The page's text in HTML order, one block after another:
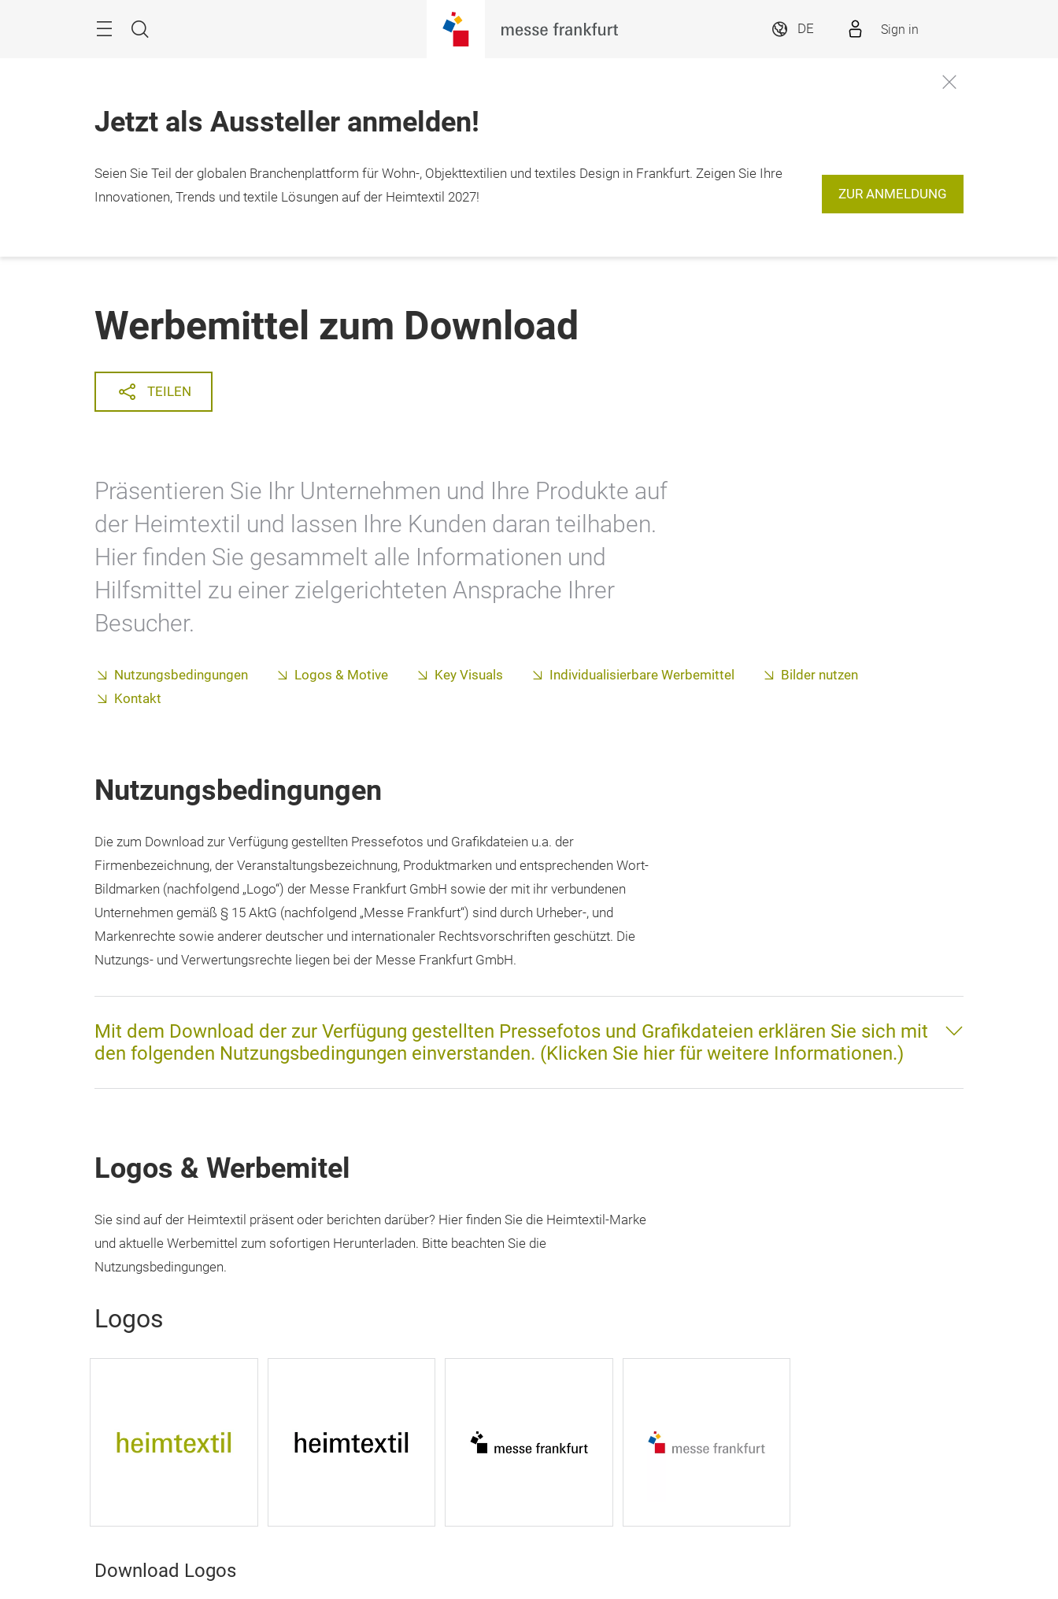
Suche
DE Sign in
Jetzt als Aussteller anmelden!
Seien Sie Teil der globalen Branchenplattform für Wohn-, Objekttextilien und textiles Design in Frankfurt. Zeigen Sie Ihre
Innovationen, Trends und textile Lösungen auf der Heimtextil 2027!
ZUR ANMELDUNG
Werbemittel zum Download
TEILEN
Präsentieren Sie Ihr Unternehmen und Ihre Produkte auf
der Heimtextil und lassen Ihre Kunden daran teilhaben.
Hier finden Sie gesammelt alle Informationen und
Hilfsmittel zu einer zielgerichteten Ansprache Ihrer
Besucher.
Nutzungsbedingungen Logos & Motive Key Visuals Individualisierbare Werbemittel
Bilder nutzen
Kontakt
Nutzungsbedingungen
Die zum Download zur Verfügung gestellten Pressefotos und Grafikdateien u.a. der
Firmenbezeichnung, der Veranstaltungsbezeichnung, Produktmarken und entsprechenden Wort-
Bildmarken (nachfolgend „Logo“) der Messe Frankfurt GmbH sowie der mit ihr verbundenen
Unternehmen gemäß § 15 AktG (nachfolgend „Messe Frankfurt“) sind durch Urheber-, und
Markenrechte sowie anderer deutscher und internationaler Rechtsvorschriften geschützt. Die
Nutzungs- und Verwertungsrechte liegen bei der Messe Frankfurt GmbH.
Mit dem Download der zur Verfügung gestellten Pressefotos und Grafikdateien erklären Sie sich mit
den folgenden Nutzungsbedingungen einverstanden. (Klicken Sie hier für weitere Informationen.)
Logos & Werbemitel
Sie sind auf der Heimtextil präsent oder berichten darüber? Hier finden Sie die Heimtextil-Marke
und aktuelle Werbemittel zum sofortigen Herunterladen. Bitte beachten Sie die
Nutzungsbedingungen.
Logos
Download Logos